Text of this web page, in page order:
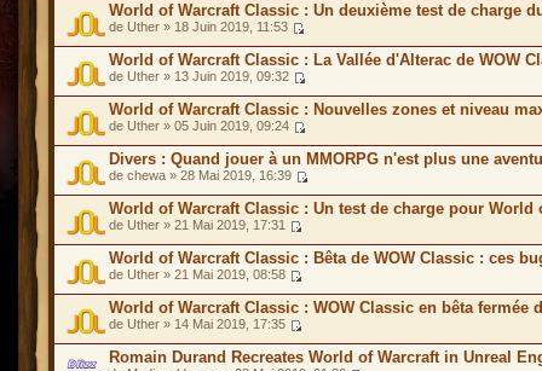
World of Warcraft Classic : Un deuxième test de charge
de Uther » 18 Juin 2019, 11:53
World of Warcraft Classic : La Vallée d'Alterac de WOW
de Uther » 13 Juin 2019, 09:32
World of Warcraft Classic : Nouvelles zones et niveau
de Uther » 05 Juin 2019, 09:24
Divers : Quand jouer à un MMORPG n'est plus une
de chewa » 28 Mai 2019, 16:39
World of Warcraft Classic : Un test de charge pour World
de Uther » 21 Mai 2019, 17:31
World of Warcraft Classic : Bêta de WOW Classic : ces
de Uther » 21 Mai 2019, 08:58
World of Warcraft Classic : WOW Classic en bêta
de Uther » 14 Mai 2019, 17:35
Romain Durand Recreates World of Warcraft in Unreal